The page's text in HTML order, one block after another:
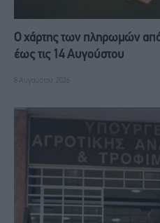
Ο χάρτης των πληρωμών
έως τις 14 Αυγούστου
8 Αυγούστου, 2026